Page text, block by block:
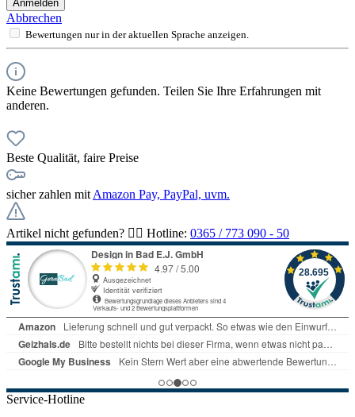
Anmelden
Abbrechen
Bewertungen nur in der aktuellen Sprache anzeigen.
Keine Bewertungen gefunden. Teilen Sie Ihre Erfahrungen mit
anderen.
Beste Qualität, faire Preise
sicher zahlen mit Amazon Pay, PayPal, uvm.
Artikel nicht gefunden? 👉🏻 Hotline: 0365 / 773 090 - 50
Service-Hotline